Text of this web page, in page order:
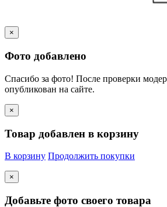
×
Фото добавлено
Спасибо за фото! После проверки
опубликован на сайте.
×
Товар добавлен в корзину
В корзину Продолжить покупки
×
Добавьте фото своего товара